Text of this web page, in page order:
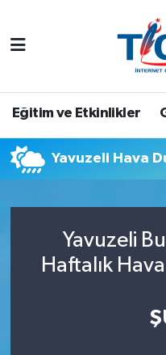
Eğitim ve Etkinlikler
Yavuzeli Hava
Yavuzeli
Haftalık
Nöbetçi Eczaneler
Tüm Manşetler
Son Dakika